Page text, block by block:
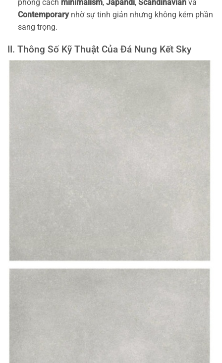
phong cách minimalism, Japandi, Scandinavianvà
Contemporarynhờ sự tinh giản nhưng không kém phần
sang trọng.
II. Thông Số Kỹ Thuật Của Đá Nung Kết Sky